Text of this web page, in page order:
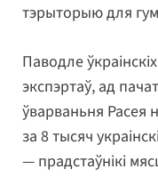
тэрыторыю для
Паводле
экспэртаў, ад
ўварваньня Расея
за 8 тысяч
— прадстаўнікі